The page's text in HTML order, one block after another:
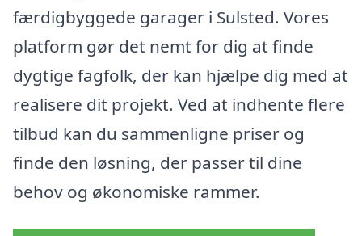
færdigbyggede garager i Sulsted. Vores
platform gør det nemt for dig at finde
dygtige fagfolk, der kan hjælpe dig med at
realisere dit projekt. Ved at indhente flere
tilbud kan du sammenligne priser og
finde den løsning, der passer til dine
behov og økonomiske rammer.